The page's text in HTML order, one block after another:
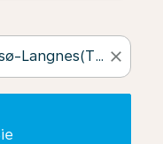
close